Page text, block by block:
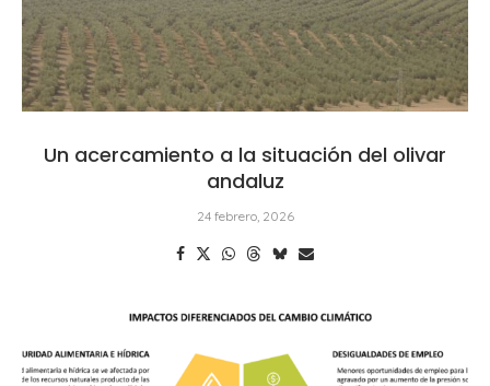
Un acercamiento a la situación del olivar
andaluz
24 febrero, 2026